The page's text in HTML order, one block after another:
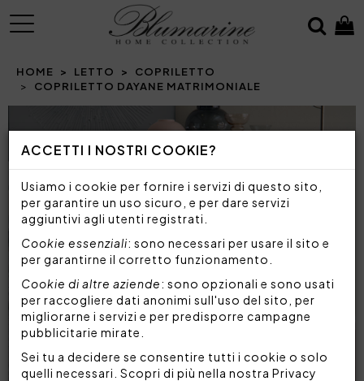
ACCETTI I NOSTRI COOKIE?
Usiamo i cookie per fornire i servizi di questo sito,
per garantire un uso sicuro, e per dare servizi
aggiuntivi agli utenti registrati.
Cookie essenziali: sono necessari per usare il sito e
per garantirne il corretto funzionamento.
Cookie di altre aziende: sono opzionali e sono usati
per raccogliere dati anonimi sull'uso del sito, per
migliorarne i servizi e per predisporre campagne
pubblicitarie mirate.
Sei tu a decidere se consentire tutti i cookie o solo
quelli necessari. Scopri di più nella nostra Privacy
MENU
HOME LETTO
COPRILETTO
COPRILETTO DAYANE MATRIMONIALE
Prev